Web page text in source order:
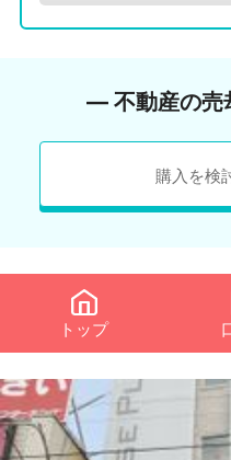
― 不動産の売
購入を検
トップ